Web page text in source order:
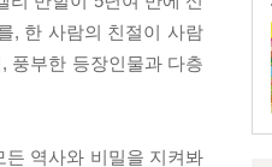
, 한 사람의 친절이 사람
풍부한 등장인물과 다층
역사와 비밀을 지켜봐